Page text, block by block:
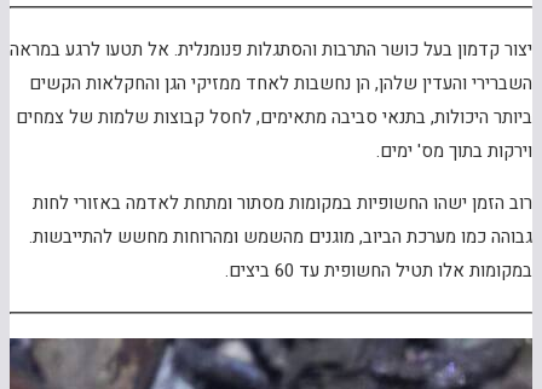
יצור קדמון בעל כושר התרבות והסתגלות פנומנלית. אל תטעו לרגע במראה
השברירי והעדין שלהן, הן נחשבות לאחד ממזיקי הגן והחקלאות הקשים
ביותר היכולות, בתנאי סביבה מתאימים, לחסל קבוצות שלמות של צמחים
וירקות בתוך מס' ימים.
רוב הזמן ישהו החשופיות במקומות מסתור ומתחת לאדמה באזורי לחות
גבוהה כמו מערכת הביוב, מוגנים מהשמש ומהרוחות מחשש להתייבשות.
במקומות אלו תטיל החשופית עד 60 ביצים.